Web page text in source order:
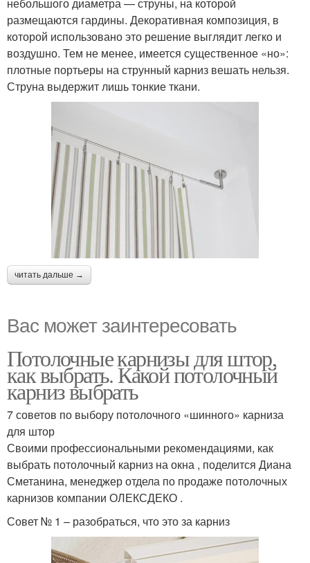
небольшого диаметра — струны, на которой
размещаются гардины. Декоративная композиция, в
которой использовано это решение выглядит легко и
воздушно. Тем не менее, имеется существенное «но»:
плотные портьеры на струнный карниз вешать нельзя.
Струна выдержит лишь тонкие ткани.
читать дальше →
Вас может заинтересовать
Потолочные карнизы для штор,
как выбрать. Какой потолочный
карниз выбрать
7 советов по выбору потолочного «шинного» карниза
для штор
Своими профессиональными рекомендациями, как
выбрать потолочный карниз на окна , поделится Диана
Сметанина, менеджер отдела по продаже потолочных
карнизов компании ОЛЕКСДЕКО .
Совет № 1 – разобраться, что это за карниз